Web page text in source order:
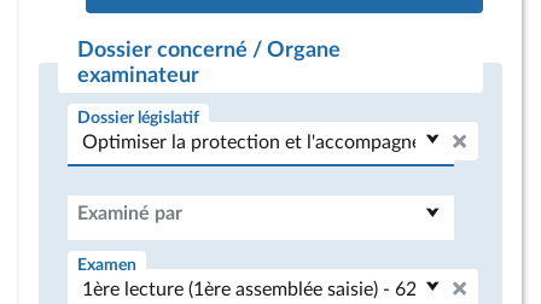
Dossier concerné / Organe
examinateur
Dossier législatif
Examiné par
Examen